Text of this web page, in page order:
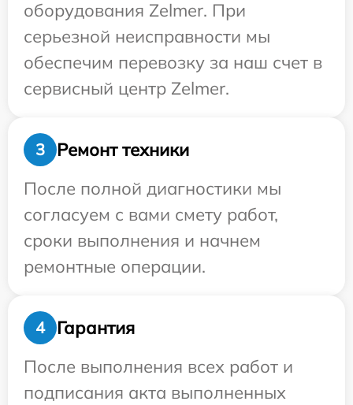
оборудования Zelmer. При
серьезной неисправности мы
обеспечим перевозку за наш счет в
сервисный центр Zelmer.
3
Ремонт техники
После полной диагностики мы
согласуем с вами смету работ,
сроки выполнения и начнем
ремонтные операции.
4
Гарантия
После выполнения всех работ и
подписания акта выполненных